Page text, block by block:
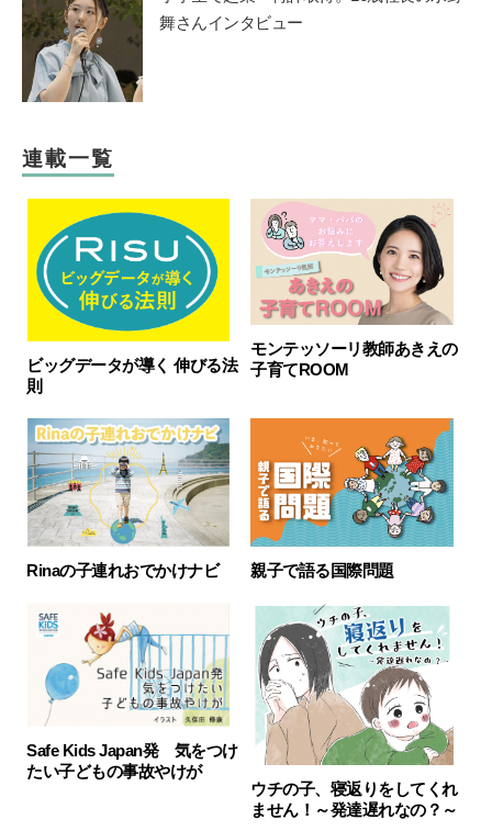
舞さんインタビュー
連載一覧
ビッグデータが導く 伸びる法
則
モンテッソーリ教師あきえの
子育てROOM
Rinaの子連れおでかけナビ 親子で語る国際問題
Safe Kids Japan発 気をつけ
たい子どもの事故やけが
ウチの子、寝返りをしてくれ
ません！～発達遅れなの？～